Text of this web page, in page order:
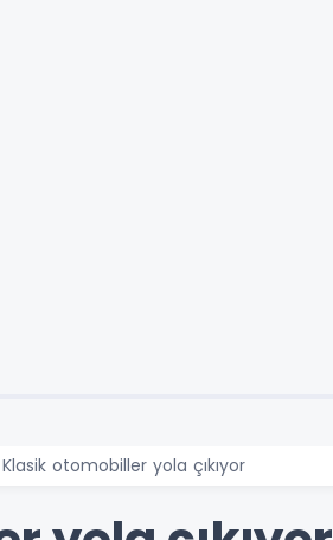
Klasik otomobiller yola çıkıyor